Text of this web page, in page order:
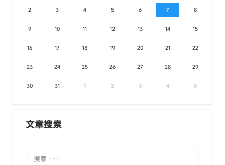
2 3 4 5 6 7 8
9 10 11 12 13 14 15
16 17 18 19 20 21 22
23 24 25 26 27 28 29
30 31 1 2 3 4 5
文章搜索